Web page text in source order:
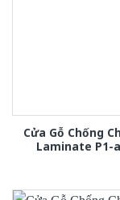
Cửa Gỗ Chống
Laminate P1-